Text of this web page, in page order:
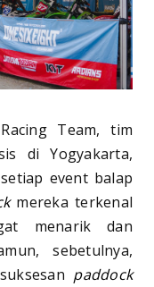
Racing Team, tim
di Yogyakarta,
event balap
mereka terkenal
menarik dan
sebetulnya,
paddock